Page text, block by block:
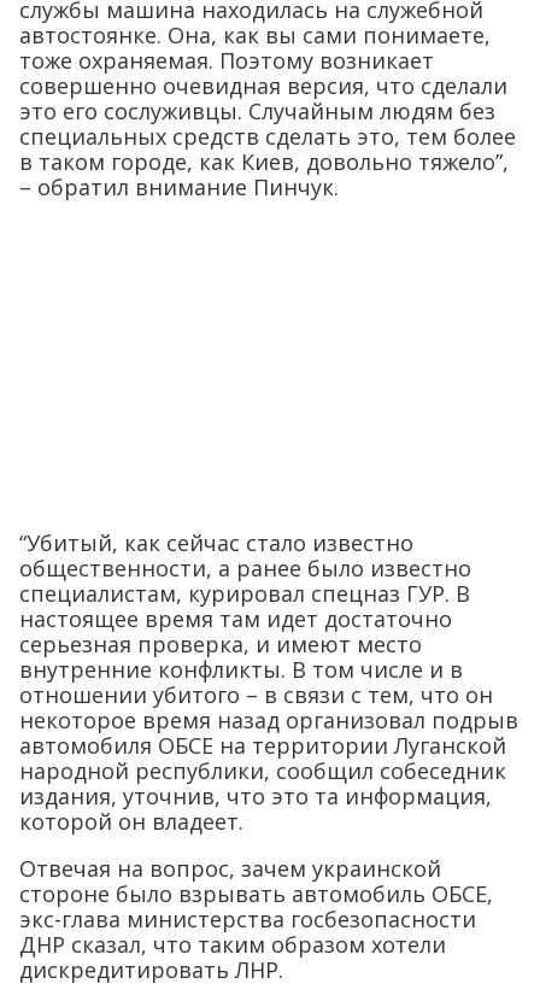
службы машина находилась на служебной
автостоянке. Она, как вы сами понимаете,
тоже охраняемая. Поэтому возникает
совершенно очевидная версия, что сделали
это его сослуживцы. Случайным людям без
специальных средств сделать это, тем более
в таком городе, как Киев, довольно тяжело”,
– обратил внимание Пинчук.
“Убитый, как сейчас стало известно
общественности, а ранее было известно
специалистам, курировал спецназ ГУР. В
настоящее время там идет достаточно
серьезная проверка, и имеют место
внутренние конфликты. В том числе и в
отношении убитого – в связи с тем, что он
некоторое время назад организовал подрыв
автомобиля ОБСЕ на территории Луганской
народной республики, сообщил собеседник
издания, уточнив, что это та информация,
которой он владеет.
Отвечая на вопрос, зачем украинской
стороне было взрывать автомобиль ОБСЕ,
экс-глава министерства госбезопасности
ДНР сказал, что таким образом хотели
дискредитировать ЛНР.